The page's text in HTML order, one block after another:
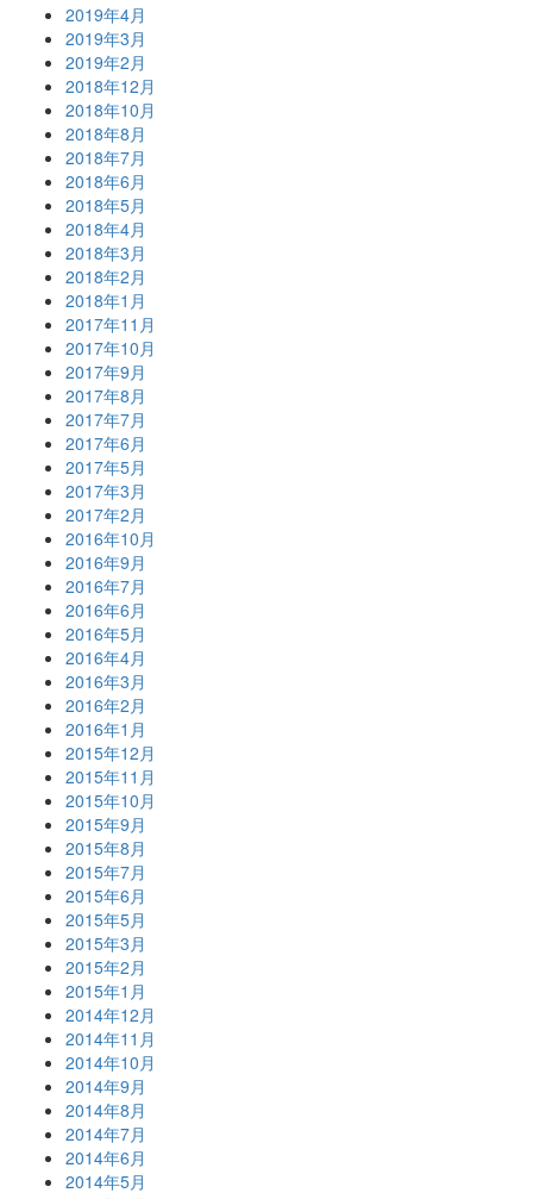
2019年4月
2019年3月
2019年2月
2018年12月
2018年10月
2018年8月
2018年7月
2018年6月
2018年5月
2018年4月
2018年3月
2018年2月
2018年1月
2017年11月
2017年10月
2017年9月
2017年8月
2017年7月
2017年6月
2017年5月
2017年3月
2017年2月
2016年10月
2016年9月
2016年7月
2016年6月
2016年5月
2016年4月
2016年3月
2016年2月
2016年1月
2015年12月
2015年11月
2015年10月
2015年9月
2015年8月
2015年7月
2015年6月
2015年5月
2015年3月
2015年2月
2015年1月
2014年12月
2014年11月
2014年10月
2014年9月
2014年8月
2014年7月
2014年6月
2014年5月